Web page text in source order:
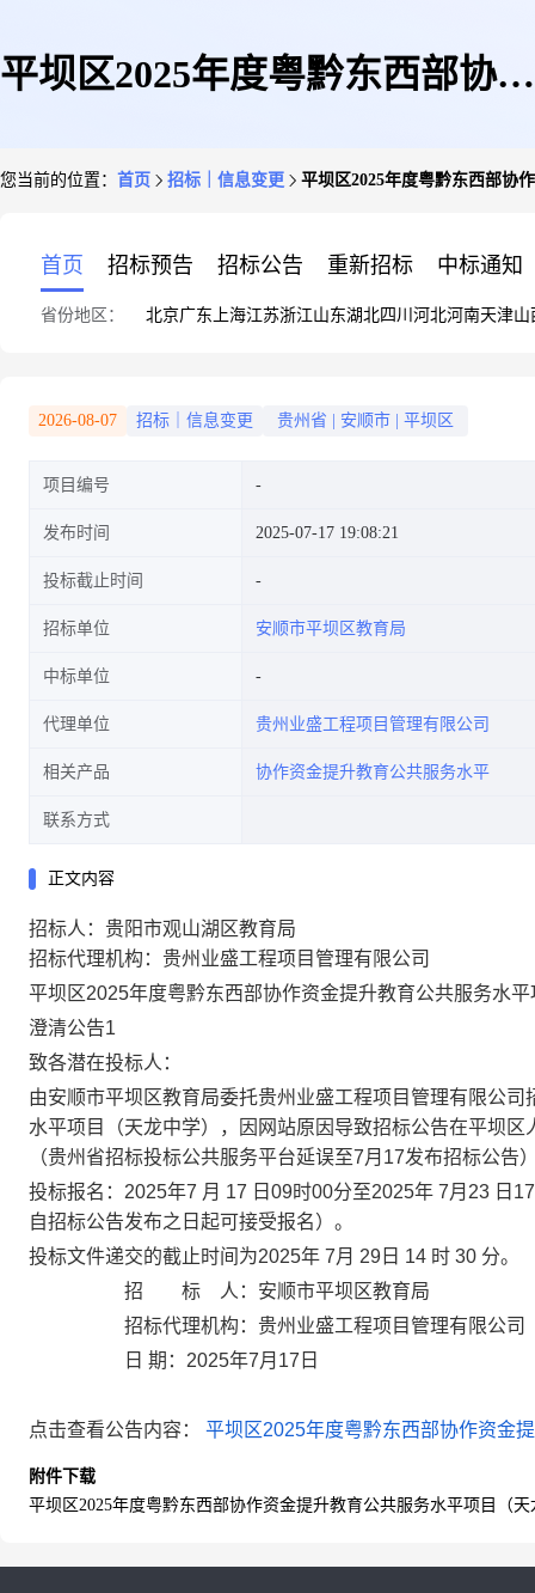
平坝区2025年度粤黔东西部协作
您当前的位置： 首页 招标｜信息变更 平坝区2025年度粤黔东西部协
首页 招标预告 招标公告 重新招标 中标通知
省份地区： 北京广东 上海江苏浙江山东湖北四川 河北河南天津山
2026-08-07 招标｜信息变更 贵州省 安顺市 平坝区
项目编号
发布时间 2025-07-17 19:08:21
投标截止时间
招标单位 安顺市平坝区教育局
中标单位
代理单位 贵州业盛工程项目管理有限公司
相关产品 协作资金提升教育公共服务水平
联系方式
正文内容
招标人：贵阳市观山湖区教育局
招标代理机构：贵州业盛工程项目管理有限公司
平坝区2025年度粤黔东西部协作资金提升教育公共服务水
澄清公告1
致各潜在投标人：
由安顺市平坝区教育局委托贵州业盛工程项目管理有限公司
水平项目（天龙中学）
，
因网站原因导致招标公告在平坝区
（贵州省招标投标公共服务平台延误至7月17发布招标公告
投标报名： 2025年7 月 17 日09时00分至2025年 7月23 日
自招标公告发布之日起可接受报名）。
投标文件递交的截止时间为2025年 7月 29日 14 时 30 分。
招 标 人：安顺市平坝区教育局
招标代理机构：贵州业盛工程项目管理有限公司
日 期： 2025年7月 17 日
点击查看公告内容： 平坝区2025年度粤黔东西部协作资金
附件下载
平坝区2025年度粤黔东西部协作资金提升教育公共服务水平项目（